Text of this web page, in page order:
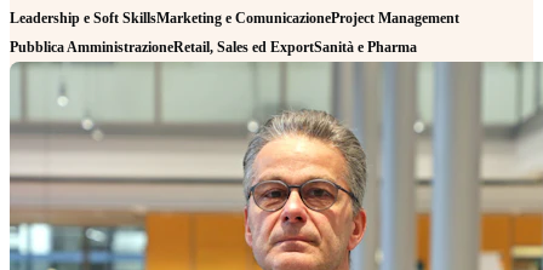
Leadership e Soft SkillsMarketing e ComunicazioneProject Management
Pubblica AmministrazioneRetail, Sales ed ExportSanità e Pharma